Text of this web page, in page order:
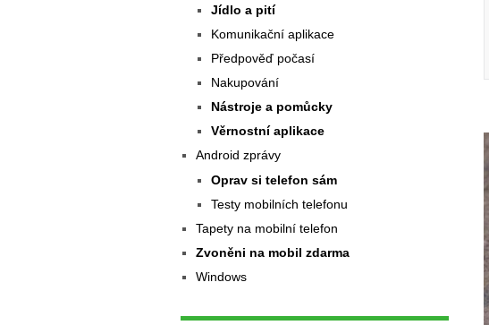
Jídlo a pití
Komunikační aplikace
Předpověď počasí
Nakupování
Nástroje a pomůcky
Věrnostní aplikace
Android zprávy
Oprav si telefon sám
Testy mobilních telefonu
Tapety na mobilní telefon
Zvoněni na mobil zdarma
Windows